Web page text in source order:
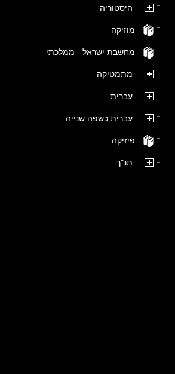
היסטוריה
מוזיקה
מחשבת ישראל - ממלכתי
מתמטיקה
עברית
עברית כשפה שנייה
פיזיקה
תנ"ך